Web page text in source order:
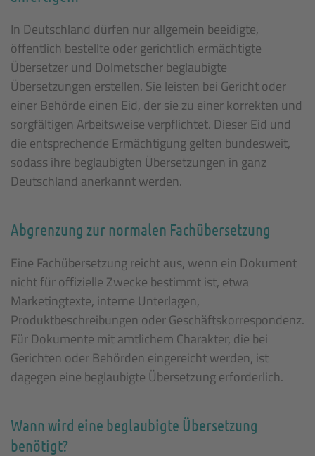
In Deutschland dürfen nur allgemein beeidigte,
öffentlich bestellte oder gerichtlich ermächtigte
Übersetzer und Dolmetscherbeglaubigte
Übersetzungen erstellen. Sie leisten bei Gericht oder
einer Behörde einen Eid, der sie zu einer korrekten und
sorgfältigen Arbeitsweise verpflichtet. Dieser Eid und
die entsprechende Ermächtigung gelten bundesweit,
sodass ihre beglaubigten Übersetzungen in ganz
Deutschland anerkannt werden.
Abgrenzung zur normalen Fachübersetzung
Eine Fachübersetzung reicht aus, wenn ein Dokument
nicht für offizielle Zwecke bestimmt ist, etwa
Marketingtexte, interne Unterlagen,
Produktbeschreibungen oder Geschäftskorrespondenz.
Für Dokumente mit amtlichem Charakter, die bei
Gerichten oder Behörden eingereicht werden, ist
dagegen eine beglaubigte Übersetzung erforderlich.
Wann wird eine beglaubigte Übersetzung
benötigt?